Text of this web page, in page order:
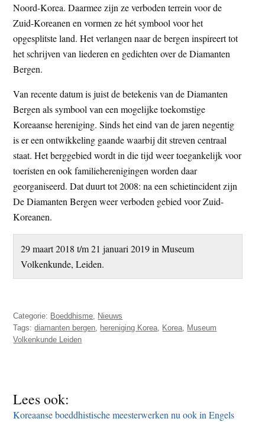
Noord-Korea. Daarmee zijn ze verboden terrein voor de
Zuid-Koreanen en vormen ze hét symbool voor het
opgesplitste land. Het verlangen naar de bergen inspireert tot
het schrijven van liederen en gedichten over de Diamanten
Bergen.
Van recente datum is juist de betekenis van de Diamanten
Bergen als symbool van een mogelijke toekomstige
Koreaanse hereniging. Sinds het eind van de jaren negentig
is er een ontwikkeling gaande waarbij dit streven centraal
staat. Het berggebied wordt in die tijd weer toegankelijk voor
toeristen en ook familieherenigingen worden daar
georganiseerd. Dat duurt tot 2008: na een schietincident zijn
De Diamanten Bergen weer verboden gebied voor Zuid-
Koreanen.
29 maart 2018 t/m 21 januari 2019 in Museum
Volkenkunde, Leiden.
Categorie: Boeddhisme, Nieuws
Tags:diamanten bergen, hereniging Korea, Korea, Museum
Volkenkunde Leiden
Lees ook:
Koreaanse boeddhistische meesterwerken nu ook in Engels